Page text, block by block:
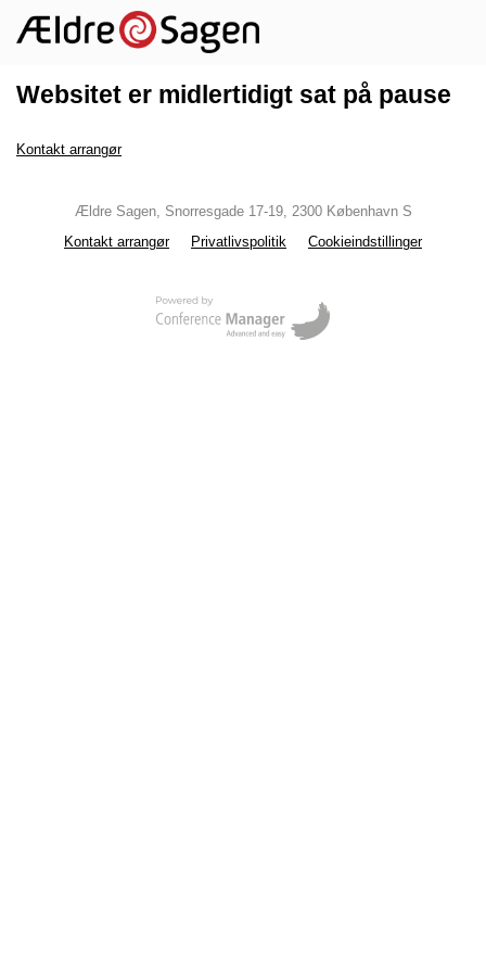
Websitet er midlertidigt sat på pause
Kontakt arrangør
Ældre Sagen, Snorresgade 17-19, 2300 København S
Kontakt arrangør
Privatlivspolitik Cookieindstillinger